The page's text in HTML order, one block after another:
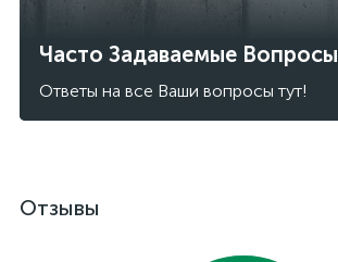
Часто Задаваемые Вопросы
Ответы на все Ваши вопросы тут!
Отзывы